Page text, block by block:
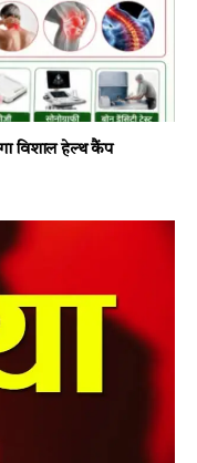
विशाल हेल्थ कैंप